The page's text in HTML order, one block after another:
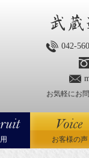
042-
お気軽にお
お客様の声